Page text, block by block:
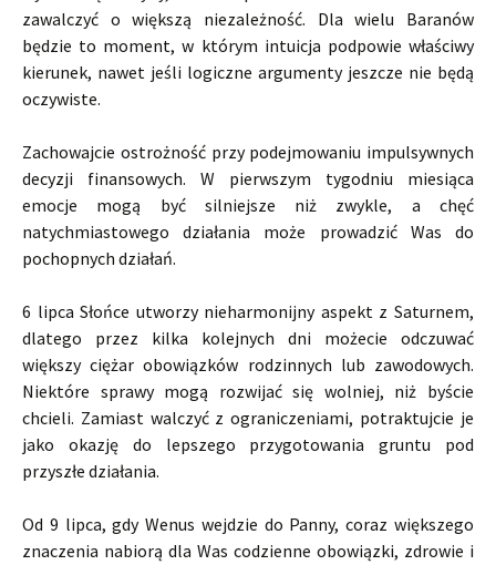
zawalczyć o większą niezależność. Dla wielu Baranów
będzie to moment, w którym intuicja podpowie właściwy
kierunek, nawet jeśli logiczne argumenty jeszcze nie będą
oczywiste.
Zachowajcie ostrożność przy podejmowaniu impulsywnych
decyzji finansowych. W pierwszym tygodniu miesiąca
emocje mogą być silniejsze niż zwykle, a chęć
natychmiastowego działania może prowadzić Was do
pochopnych działań.
6 lipca Słońce utworzy nieharmonijny aspekt z Saturnem,
dlatego przez kilka kolejnych dni możecie odczuwać
większy ciężar obowiązków rodzinnych lub zawodowych.
Niektóre sprawy mogą rozwijać się wolniej, niż byście
chcieli. Zamiast walczyć z ograniczeniami, potraktujcie je
jako okazję do lepszego przygotowania gruntu pod
przyszłe działania.
Od 9 lipca, gdy Wenus wejdzie do Panny, coraz większego
znaczenia nabiorą dla Was codzienne obowiązki, zdrowie i